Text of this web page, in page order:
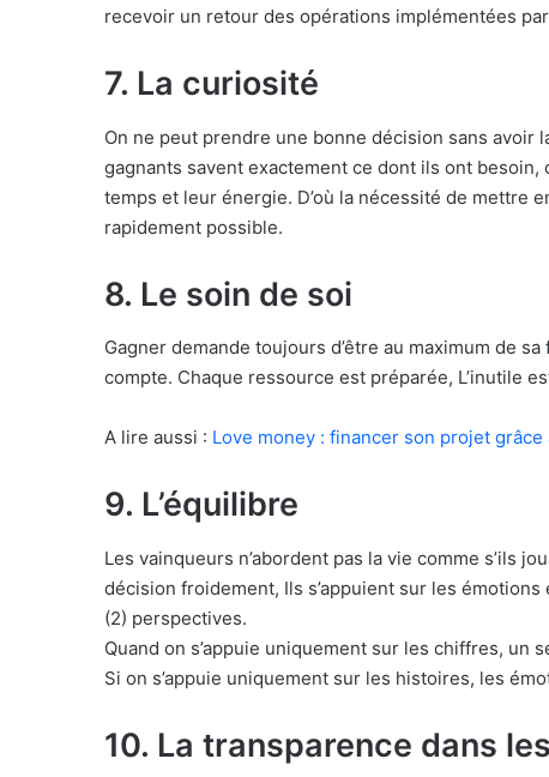
recevoir un retour des opérations implémentées
7. La curiosité
On ne peut prendre une bonne décision sans
gagnants savent exactement ce dont ils ont
temps et leur énergie. D’où la nécessité de mettre
rapidement possible.
8. Le soin de soi
Gagner demande toujours d’être au maximum de
compte. Chaque ressource est préparée, L’inutile
A lire aussi : Love money : financer son projet grâce
9. L’équilibre
Les vainqueurs n’abordent pas la vie comme s’ils
décision froidement, Ils s’appuient sur les
(2) perspectives.
Quand on s’appuie uniquement sur les chiffres,
Si on s’appuie uniquement sur les histoires, les
10. La transparence dans